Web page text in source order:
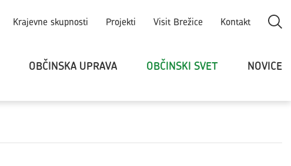
Krajevne skupnosti Projekti Visit Brežice Kontakt
OBČINSKA UPRAVA OBČINSKI SVET NOVICE